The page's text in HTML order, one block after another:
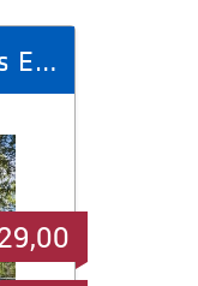
Kinder-Jahreskarte für das Elefantenreservat Erlebnispark